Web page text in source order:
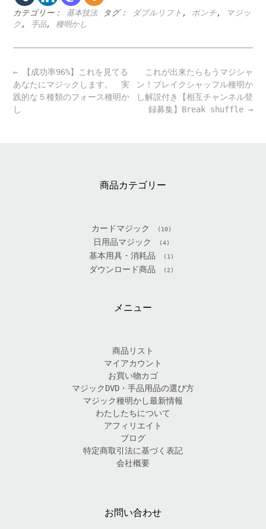
カテゴリー： 基本技法 タグ： ダブルリフト , ポンチ,
マジッ
ク , 手品, 種明かし
Post
navigation
これが出来たらもうマジシャ
ン！ブレイクシャッフル種明か
し解説付き【相互チャンネル登
録募集】Break shuffle →
← 【成功率96%】これを見てる
あなたにマジックします。 実
践的な５種類のフォース種明か
し
商品カテゴリー
カードマジック (10)
日用品マジック (4)
基本用具・消耗品 (1)
ダウンロード商品 (2)
メニュー
商品リスト
マイアカウント
お買い物カゴ
マジックDVD・手品用品の選び方
マジック種明かし最新情報
わたしたちについて
アフィリエイト
ブログ
特定商取引法に基づく表記
会社概要
お問い合わせ